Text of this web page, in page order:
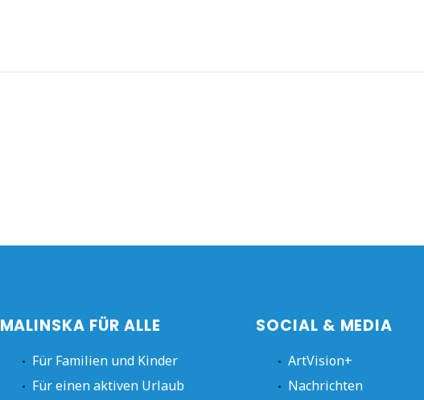
MALINSKA FÜR ALLE
Für Familien und Kinder
Für einen aktiven Urlaub
SOCIAL & MEDIA
ArtVision+
Nachrichten